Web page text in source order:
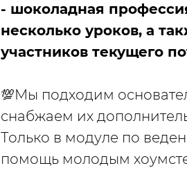
- шоколадная
несколько уроков, а
участников текущего
💯Мы подходим
снабжаем их
Только в модуле по
помощь молодым